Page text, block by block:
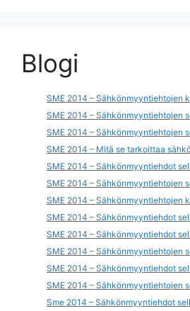
Blogi
SME 2014 – Sähkönmyyntiehtojen
SME 2014 – Sähkönmyyntiehtojen
SME 2014 – Sähkönmyyntiehtojen
SME 2014 – Mitä se tarkoittaa
SME 2014 – Sähkönmyyntiehdot
SME 2014 – Sähkönmyyntiehtojen
SME 2014 – Sähkönmyyntiehtojen
SME 2014 – Sähkönmyyntiehdot
SME 2014 – Sähkönmyyntiehdot
SME 2014 – Sähkönmyyntiehtojen
SME 2014 – Sähkönmyyntiehdot
SME 2014 – Sähkönmyyntiehtojen
Sme 2014 – Sähkönmyyntiehdot